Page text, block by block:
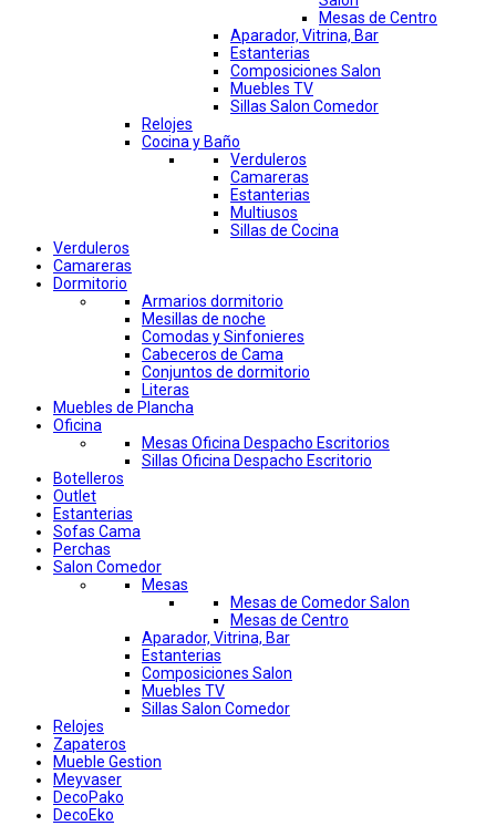
Mesas de Centro
Aparador, Vitrina, Bar
Estanterias
Composiciones Salon
Muebles TV
Sillas Salon Comedor
Relojes
Cocina y Baño
Verduleros
Camareras
Estanterias
Multiusos
Sillas de Cocina
Verduleros
Camareras
Dormitorio
Armarios dormitorio
Mesillas de noche
Comodas y Sinfonieres
Cabeceros de Cama
Conjuntos de dormitorio
Literas
Muebles de Plancha
Oficina
Mesas Oficina Despacho Escritorios
Sillas Oficina Despacho Escritorio
Botelleros
Outlet
Estanterias
Sofas Cama
Perchas
Salon Comedor
Mesas
Mesas de Comedor Salon
Mesas de Centro
Aparador, Vitrina, Bar
Estanterias
Composiciones Salon
Muebles TV
Sillas Salon Comedor
Relojes
Zapateros
Mueble Gestion
Meyvaser
DecoPako
DecoEko